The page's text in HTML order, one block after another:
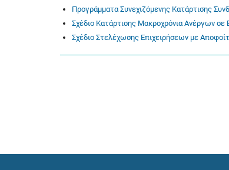
Προγράμματα Συνεχιζόμενης Κατάρτισης
Σχέδιο Κατάρτισης Μακροχρόνια Ανέργων σε
Σχέδιο Στελέχωσης Επιχειρήσεων με